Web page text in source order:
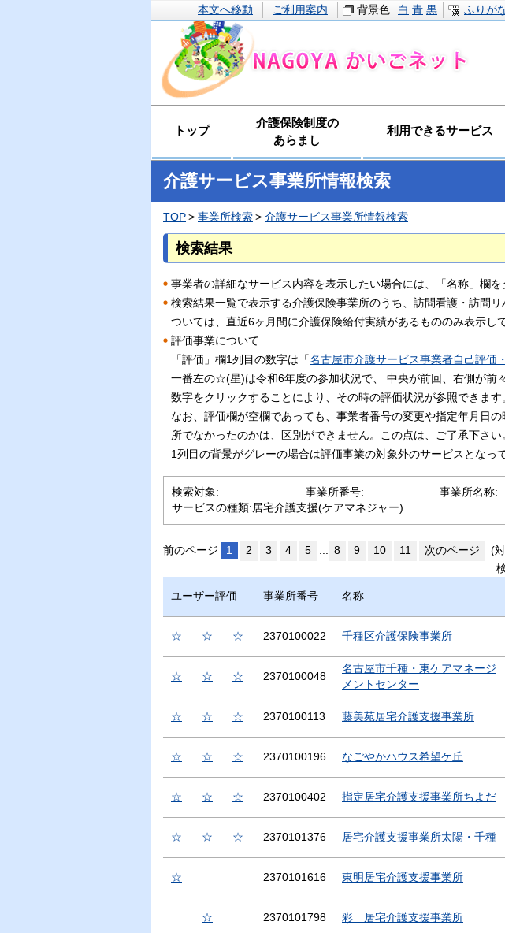
本文へ移動 ご利用案内 背景色 白 青 黒 ふりが
トップ
介護保険制度の
あらまし
利用できるサービス
介護サービス事業所情報検索
TOP 事業所検索 介護サービス事業所情報検索
検索結果
事業者の詳細なサービス内容を表示したい場合には、「名称」欄を
検索結果一覧で表示する介護保険事業所のうち、訪問看護・訪問
ついては、直近6ヶ月間に介護保険給付実績があるもののみ表示し
評価事業について
「評価」欄1列目の数字は「 名古屋市介護サービス事業者自己評価
一番左の☆(星)は令和6年度の参加状況で、 中央が前回、右側が前
数字をクリックすることにより、その時の評価状況が参照できます
なお、評価欄が空欄であっても、事業者番号の変更や指定年月日
所でなかったのかは、区別ができません。この点は、ご了承下さい
1列目の背景がグレーの場合は評価事業の対象外のサービスとなっ
検索対象: 事業所番号: 事業所名称:
サービスの種類:居宅介護支援(ケアマネジャー)
前のページ 1 2 3 4 5 ... 8 9 10 11 次のページ (
ユーザー評価 事業所番号 名称
☆ ☆ ☆ 2370100022 千種区介護保険事業所
☆ ☆ ☆ 2370100048
名古屋市千種・東ケアマネージ
メントセンター
☆ ☆ ☆ 2370100113 藤美苑居宅介護支援事業所
☆ ☆ ☆ 2370100196 なごやかハウス希望ケ丘
☆ ☆ ☆ 2370100402 指定居宅介護支援事業所ちよだ
☆ ☆ ☆ 2370101376 居宅介護支援事業所太陽・千種
☆ 2370101616 東明居宅介護支援事業所
☆ 2370101798 彩 居宅介護支援事業所